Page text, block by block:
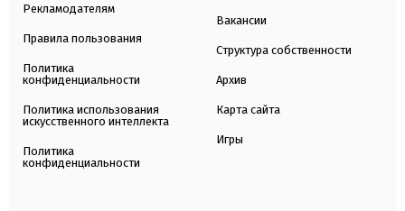
Рекламодателям
Правила пользования
Политика
конфиденциальности
Политика использования
искусственного интеллекта
Политика
конфиденциальности
Вакансии
Структура собственности
Архив
Карта сайта
Игры